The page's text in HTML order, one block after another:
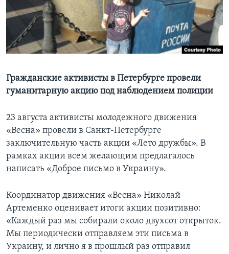
Learning English
СОЦИАЛЬНЫЕ СЕТИ
Языки
Гражданские активисты в Петербурге провели
гуманитарную акцию под наблюдением полиции
23 августа активисты молодежного движения
«Весна» провели в Санкт-Петербурге
заключительную часть акции «Лето дружбы». В
рамках акции всем желающим предлагалось
написать «Доброе письмо в Украину».
Координатор движения «Весна» Николай
Артеменко оценивает итоги акции позитивно:
«Каждый раз мы собирали около двухсот открыток.
Мы периодически отправляем эти письма в
Украину, и лично я в прошлый раз отправил